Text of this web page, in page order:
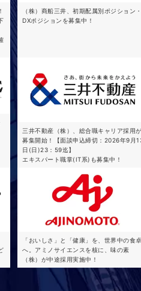
（株）商船三井、初期配属別ポジション
DXポジションを募集中！
三井不動産（株）、総合職キャリア採用
募集開始！【面談申込締切：2026年9月
日(日)23：59迄】
エキスパート職掌(IT系)も募集中！
「おいしさ」と「健康」を、世界中の食
へ。アミノサイエンスを核に、味の素
（株）が中途採用実施中！